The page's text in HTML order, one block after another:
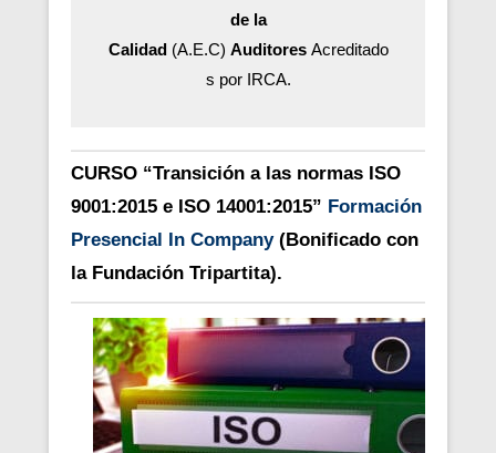
de la
Calidad(A.E.C) AuditoresAcreditado
s por IRCA.
CURSO “Transición a las normas ISO
9001:2015 e ISO 14001:2015” Formación
Presencial In Company(Bonificado con
la Fundación Tripartita).